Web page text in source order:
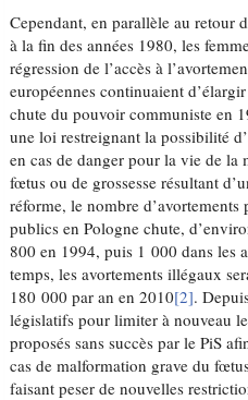
Cependant, en parallèle au retour
à la fin des années 1980, les
régression de l’accès à
européennes continuaient
chute du pouvoir communiste en
une loi restreignant la possibilité
en cas de danger pour la vie de la
fœtus ou de grossesse résultant
réforme, le nombre
publics en Pologne chute,
800 en 1994, puis 1 000 dans les
temps, les avortements illégaux
180 000 par an en 2010[2].
législatifs pour limiter à nouveau
proposés sans succès par le PiS
cas de malformation grave du
faisant peser de nouvelles